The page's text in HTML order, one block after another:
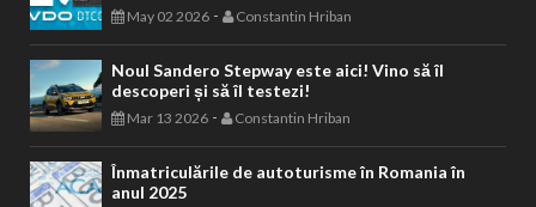
May 02 2026 - Constantin Hriban
Noul Sandero Stepway este aici! Vino să îl
descoperi și să îl testezi!
Mar 13 2026 - Constantin Hriban
Înmatriculările de autoturisme în Romania în
anul 2025